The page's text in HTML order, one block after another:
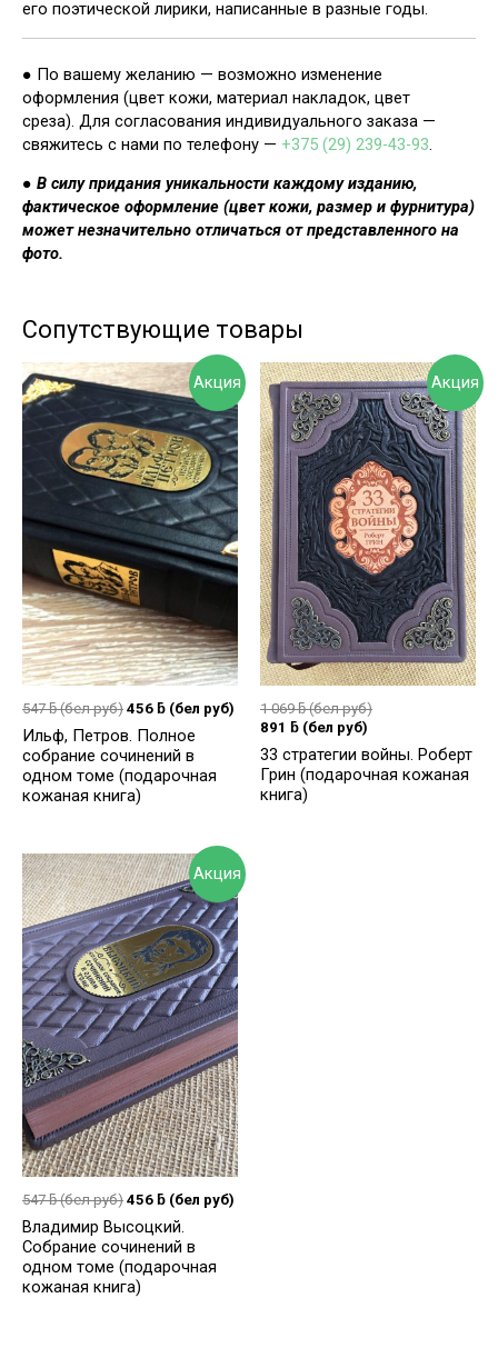
его поэтической лирики, написанные в разные годы.
● По вашему желанию — возможно изменение
оформления (цвет кожи, материал накладок, цвет
среза). Для согласования индивидуального заказа —
свяжитесь с нами по телефону — +375 (29) 239-43-93.
● В силу придания уникальности каждому изданию,
фактическое оформление (цвет кожи, размер и фурнитура)
может незначительно отличаться от представленного на
фото.
Сопутствующие товары
Акция
547ƃ(бел руб) 456 ƃ (бел руб)
Ильф, Петров. Полное
собрание сочинений в
одном томе (подарочная
кожаная книга)
Акция
1 069ƃ(бел руб)
891 ƃ (бел руб)
33 стратегии войны. Роберт
Грин (подарочная кожаная
книга)
Акция
547ƃ(бел руб) 456 ƃ (бел руб)
Владимир Высоцкий.
Собрание сочинений в
одном томе (подарочная
кожаная книга)